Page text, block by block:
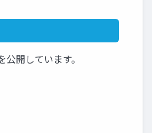
開しています。